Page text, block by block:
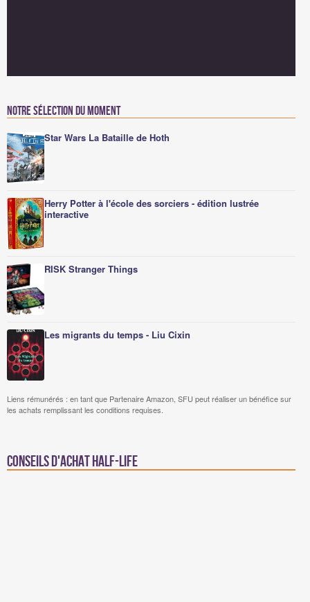
Notre sélection du moment
Star Wars La Bataille de Hoth
Herry Potter à l'école des sorciers - édition lustrée
interactive
RISK Stranger Things
Les migrants du temps - Liu Cixin
Liens rémunérés : en tant que Partenaire Amazon, SFU peut réaliser un bénéfice sur
les achats remplissant les conditions requises.
Conseils d'achat Half-Life